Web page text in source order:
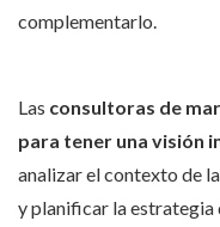
complementarlo.
Las consultoras de
para tener una visión
analizar el contexto de
y planificar la estrategia